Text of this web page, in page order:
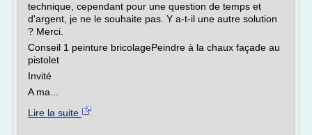
technique, cependant pour une question de temps et
d'argent, je ne le souhaite pas. Y a-t-il une autre solution
? Merci.
Conseil 1 peinture bricolagePeindre à la chaux façade au
pistolet
Invité
A ma...
Lire la suite